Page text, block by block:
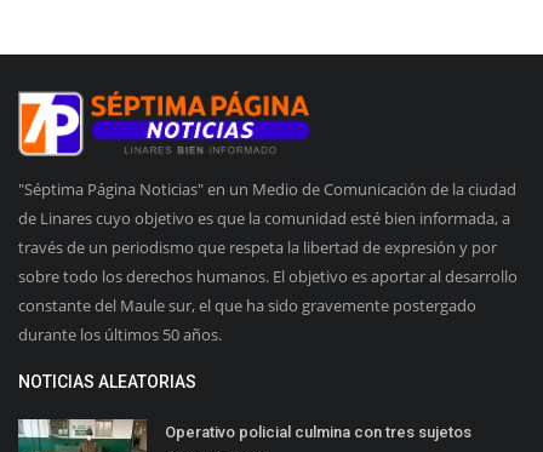
"Séptima Página Noticias" en un Medio de Comunicación de la ciudad
de Linares cuyo objetivo es que la comunidad esté bien informada, a
través de un periodismo que respeta la libertad de expresión y por
sobre todo los derechos humanos. El objetivo es aportar al desarrollo
constante del Maule sur, el que ha sido gravemente postergado
durante los últimos 50 años.
NOTICIAS ALEATORIAS
Operativo policial culmina con tres sujetos